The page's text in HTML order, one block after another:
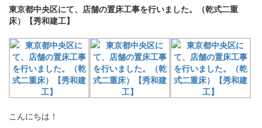
東京都中央区にて、店舗の置床工事を行いました。（乾式二重
床）【秀和建工】
こんにちは！